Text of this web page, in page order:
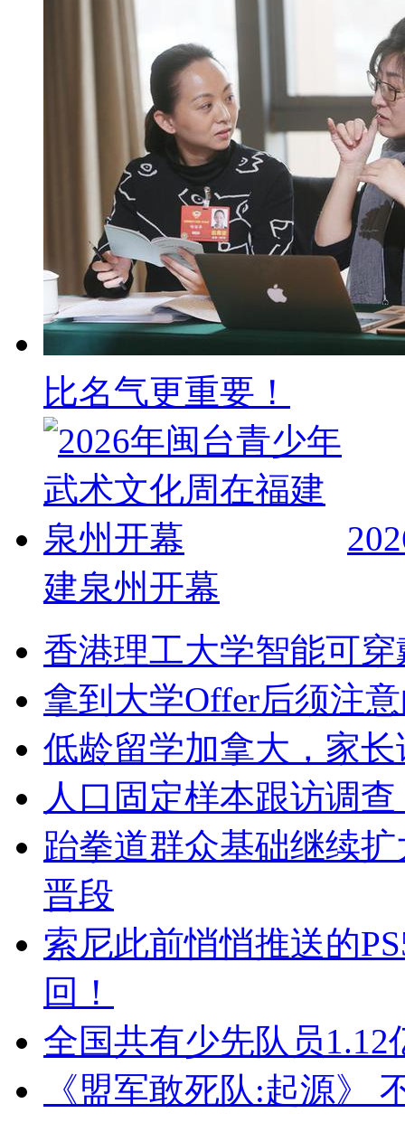
比名气更重要！
建泉州开幕
香港理工大学智能可
拿到大学Offer后须注
低龄留学加拿大，家
人口固定样本跟访调
跆拳道群众基础继续
晋段
索尼此前悄悄推送的
回！
全国共有少先队员1.12
《盟军敢死队:起源》